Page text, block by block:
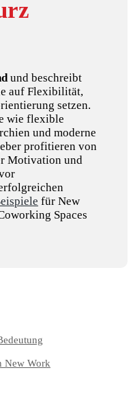
und beschreibt
auf Flexibilität,
setzen.
wie flexible
und moderne
profi­tieren von
Motivation und
für New
Spaces
New Work